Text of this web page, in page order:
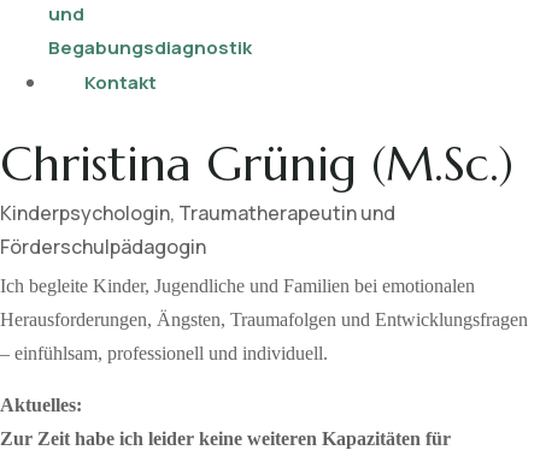
und
Begabungsdiagnostik
Kontakt
Christina Grünig (M.Sc.)
Kinderpsychologin, Traumatherapeutin und
Förderschulpädagogin
Ich begleite Kinder, Jugendliche und Familien bei emotionalen
Herausforderungen, Ängsten, Traumafolgen und Entwicklungsfragen
– einfühlsam, professionell und individuell.
Aktuelles:
Zur Zeit habe ich leider keine weiteren Kapazitäten für